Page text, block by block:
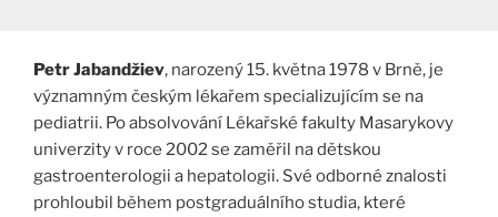
Petr Jabandžiev, narozený 15. května 1978 v Brně, je
významným českým lékařem specializujícím se na
pediatrii. Po absolvování Lékařské fakulty Masarykovy
univerzity v roce 2002 se zaměřil na dětskou
gastroenterologii a hepatologii. Své odborné znalosti
prohloubil během postgraduálního studia, které